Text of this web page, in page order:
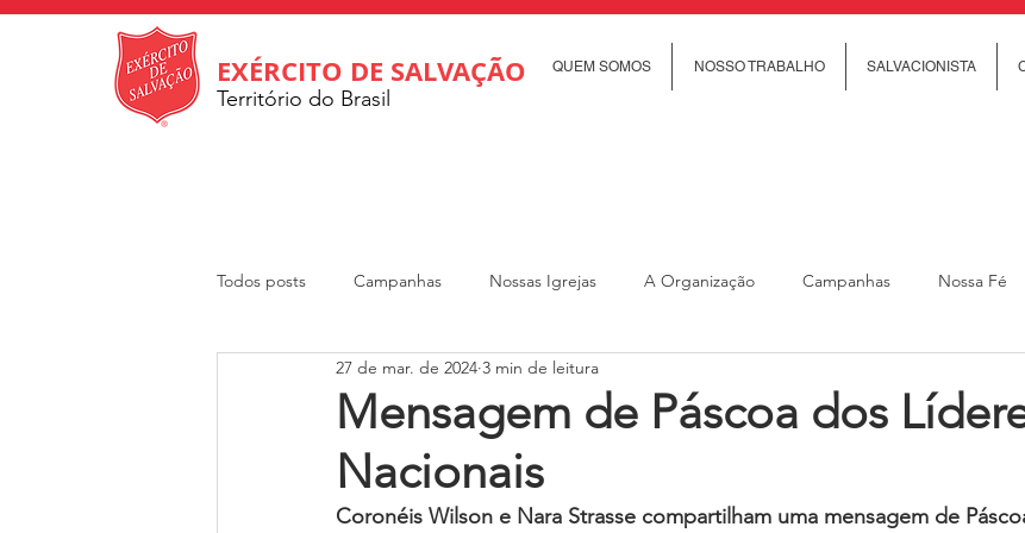
EXÉRCITO DE SALVAÇÃO
Território do Brasil
QUEM SOMOS NOSSO TRABALHO SALVACIONISTA
Todos posts Campanhas Nossas Igrejas A Organização Campanhas Nossa Fé
Internacional Departamento Social
Revista Rumo DOAR Crianças e jovens
Mensagem de Páscoa dos
Nacionais
27 de mar. de 2024 3 min de leitura
Coronéis Wilson e Nara Strasse compartilham uma mensagem de